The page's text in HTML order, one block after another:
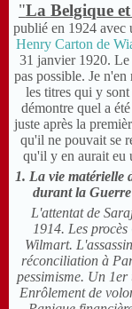
"La Belgique
publié en 1924 avec
Henry Carton de
31 janvier 1920. Le
pas possible. Je
les titres qui y
démontre quel a
juste après la
qu'il ne pouvait se
qu'il y en aurait eu
1. La vie matérielle
durant la
L'attentat de
1914. Les procès
Wilmart.
réconciliation à
pessimisme. Un
Enrôlement de